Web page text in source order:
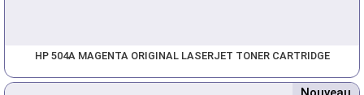
HP 504A MAGENTA ORIGINAL LASERJET TONER CARTRIDGE